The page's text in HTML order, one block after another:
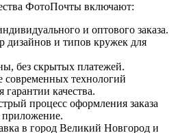
ФотоПочты включают:
и оптового заказа.
дизайнов и типов кружек для
без скрытых платежей.
современных технологий
гарантии качества.
процесс оформления заказа
приложение.
в город Великий Новгород и